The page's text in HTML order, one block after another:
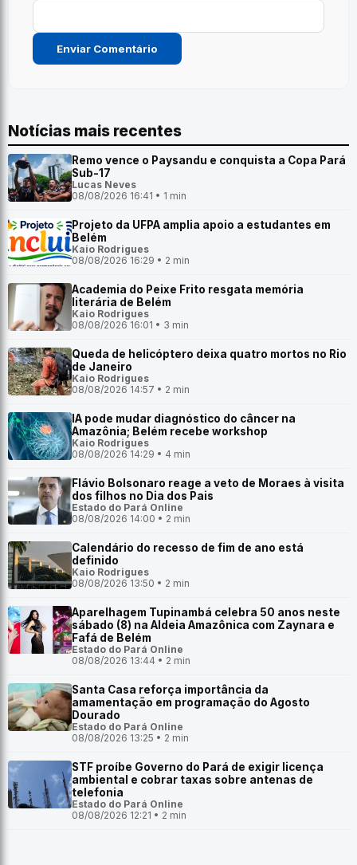
Notícias mais recentes
Remo vence o Paysandu e conquista a Copa Pará
Sub-17
Lucas Neves
08/08/2026 16:41 • 1 min
Projeto da UFPA amplia apoio a estudantes em
Belém
Kaio Rodrigues
08/08/2026 16:29 • 2 min
Academia do Peixe Frito resgata memória
literária de Belém
Kaio Rodrigues
08/08/2026 16:01 • 3 min
Queda de helicóptero deixa quatro mortos no Rio
de Janeiro
Kaio Rodrigues
08/08/2026 14:57 • 2 min
IA pode mudar diagnóstico do câncer na
Amazônia; Belém recebe workshop
Kaio Rodrigues
08/08/2026 14:29 • 4 min
Flávio Bolsonaro reage a veto de Moraes à visita
dos filhos no Dia dos Pais
Estado do Pará Online
08/08/2026 14:00 • 2 min
Calendário do recesso de fim de ano está
definido
Kaio Rodrigues
08/08/2026 13:50 • 2 min
Aparelhagem Tupinambá celebra 50 anos neste
sábado (8) na Aldeia Amazônica com Zaynara e
Fafá de Belém
Estado do Pará Online
08/08/2026 13:44 • 2 min
Santa Casa reforça importância da
amamentação em programação do Agosto
Dourado
Estado do Pará Online
08/08/2026 13:25 • 2 min
STF proíbe Governo do Pará de exigir licença
ambiental e cobrar taxas sobre antenas de
telefonia
Estado do Pará Online
08/08/2026 12:21 • 2 min